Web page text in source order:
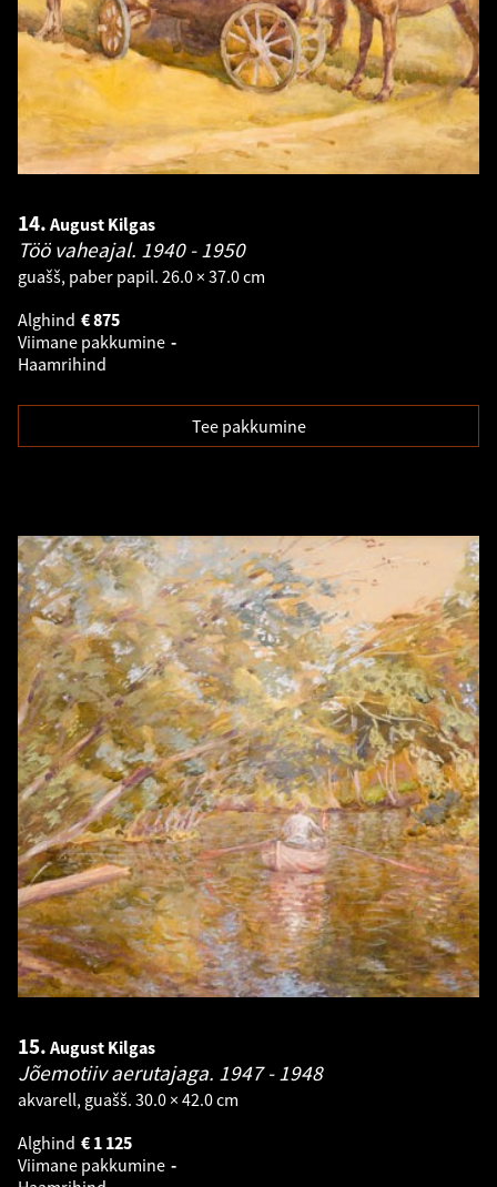
14. August Kilgas
Töö vaheajal. 1940 - 1950
guašš, paber papil. 26.0 × 37.0 cm
Alghind
875
€
Viimane pakkumine -
Haamrihind
Tee pakkumine
15. August Kilgas
Jõemotiiv aerutajaga. 1947 - 1948
akvarell, guašš. 30.0 × 42.0 cm
Alghind
1 125
€
Viimane pakkumine -